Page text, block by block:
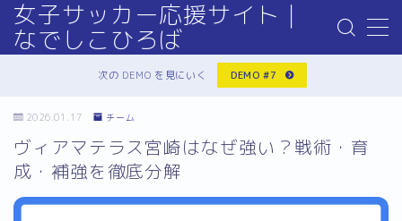
女子サッカー応援サイト｜
なでしこひろば
Sample Page
プライバシーポリシー
利用規約／特定商取引法に基づく表記
有料記事の決済完了ページ
次の DEMO を見にいく DEMO #7
2026.01.17 チーム
ヴィアマテラス宮崎はなぜ強い？戦術・育
成・補強を徹底分解